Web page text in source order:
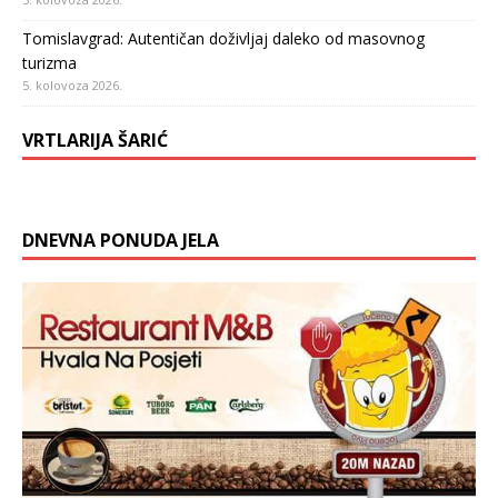
Tomislavgrad: Autentičan doživljaj daleko od masovnog
turizma
5. kolovoza 2026.
VRTLARIJA ŠARIĆ
DNEVNA PONUDA JELA